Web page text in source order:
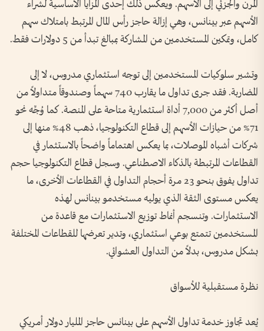
المرن والجزئي إلى الأسهم. ويعكس ذلك إحدى المزايا الأساسية لشراء
الأسهم عبر بينانس، وهي إزالة حاجز رأس المال المرتبط بامتلاك سهم
كامل، وتمكين المستخدمين من المشاركة بمبالغ تبدأ من 5 دولارات فقط.
وتشير سلوكيات المستخدمين إلى توجه استثماري مدروس، لا إلى
المضاربة. فقد جرى تداول ما يقارب 740 سهماً وصندوقاً متداولاً من
أصل أكثر من 7,000 أداة استثمارية متاحة على المنصة. كما وُجِّه نحو
71% من حيازات الأسهم إلى قطاع التكنولوجيا، ذهب 48% منها إلى
شركات أشباه الموصلات، بما يعكس اهتماماً واضحاً بالاستثمار في
القطاعات المرتبطة بالذكاء الاصطناعي. وسجل قطاع التكنولوجيا حجم
تداول يفوق بنحو 23 مرة أحجام التداول في القطاعات الأخرى، ما
يعكس مستوى الثقة الذي يوليه مستخدمو بينانس لهذه
الاستثمارات. وتنسجم أنماط توزيع الاستثمارات مع قاعدة من
المستخدمين تتمتع بوعي استثماري، وتدير تعرضها للقطاعات المختلفة
بشكل مدروس، بدلاً من التداول العشوائي.
نظرة مستقبلية للأسواق
يُعد تجاوز خدمة تداول الأسهم على بينانس حاجز المليار دولار أمريكي